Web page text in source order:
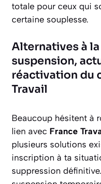
totale pour ceux qui
certaine souplesse.
Alternatives à
suspension,
réactivation du
Travail
Beaucoup hésitent à
lien avec France
plusieurs solutions
inscription à ta
suppression